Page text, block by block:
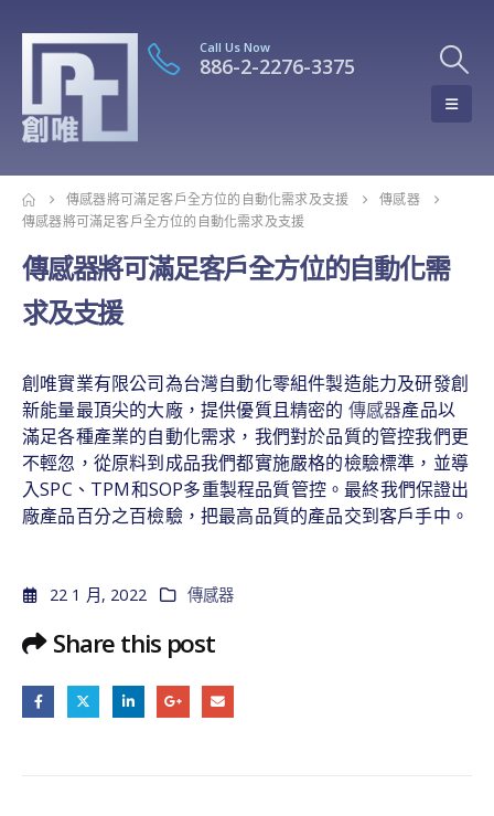
Call Us Now
886-2-2276-3375
傳感器將可滿足客戶全方位的自動化需求及支援
傳感器
傳感器將可滿足客戶全方位的自動化需求及支援
傳感器將可滿足客戶全方位的自動化需
求及支援
創唯實業有限公司為台灣自動化零組件製造能力及研發創
新能量最頂尖的大廠，提供優質且精密的 傳感器產品以
滿足各種產業的自動化需求，我們對於品質的管控我們更
不輕忽，從原料到成品我們都實施嚴格的檢驗標準，並導
入SPC、TPM和SOP多重製程品質管控。最終我們保證出
廠產品百分之百檢驗，把最高品質的產品交到客戶手中。
22 1 月, 2022 傳感器
Share this post